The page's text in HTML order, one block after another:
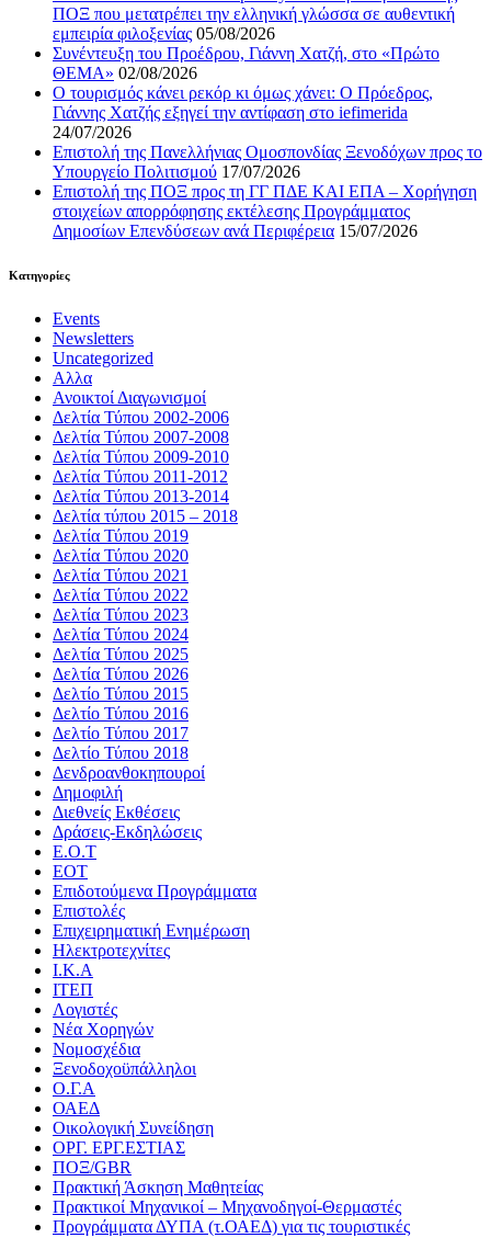
ΠΟΞ που μετατρέπει την ελληνική γλώσσα σε αυθεντική
εμπειρία φιλοξενίας 05/08/2026
Συνέντευξη του Προέδρου, Γιάννη Χατζή, στο «Πρώτο
ΘΕΜΑ» 02/08/2026
Ο τουρισμός κάνει ρεκόρ κι όμως χάνει: Ο Πρόεδρος,
Γιάννης Χατζής εξηγεί την αντίφαση στο iefimerida
24/07/2026
Επιστολή της Πανελλήνιας Ομοσπονδίας Ξενοδόχων προς το
Υπουργείο Πολιτισμού 17/07/2026
Επιστολή της ΠΟΞ προς τη ΓΓ ΠΔΕ ΚΑΙ ΕΠΑ – Χορήγηση
στοιχείων απορρόφησης εκτέλεσης Προγράμματος
Δημοσίων Επενδύσεων ανά Περιφέρεια 15/07/2026
Kατηγορίες
Events
Newsletters
Uncategorized
Αλλα
Ανοικτοί Διαγωνισμoί
Δελτία Τύπου 2002-2006
Δελτία Τύπου 2007-2008
Δελτία Τύπου 2009-2010
Δελτία Τύπου 2011-2012
Δελτία Τύπου 2013-2014
Δελτία τύπου 2015 – 2018
Δελτία Τύπου 2019
Δελτία Τύπου 2020
Δελτία Τύπου 2021
Δελτία Τύπου 2022
Δελτία Τύπου 2023
Δελτία Τύπου 2024
Δελτία Τύπου 2025
Δελτία Τύπου 2026
Δελτίο Τύπου 2015
Δελτίο Τύπου 2016
Δελτίο Τύπου 2017
Δελτίο Τύπου 2018
Δενδροανθοκηπουροί
Δημοφιλή
Διεθνείς Εκθέσεις
Δράσεις-Εκδηλώσεις
Ε.Ο.Τ
ΕΟΤ
Επιδοτούμενα Προγράμματα
Επιστολές
Επιχειρηματική Ενημέρωση
Ηλεκτροτεχνίτες
Ι.Κ.Α
ΙΤΕΠ
Λογιστές
Νέα Χορηγών
Νομοσχέδια
Ξενοδοχοϋπάλληλοι
Ο.Γ.Α
ΟΑΕΔ
Οικολογική Συνείδηση
ΟΡΓ. ΕΡΓ.ΕΣΤΙΑΣ
ΠΟΞ/GBR
Πρακτική Άσκηση Μαθητείας
Πρακτικοί Μηχανικοί – Μηχανοδηγοί-Θερμαστές
Προγράμματα ΔΥΠΑ (τ.ΟΑΕΔ) για τις τουριστικές